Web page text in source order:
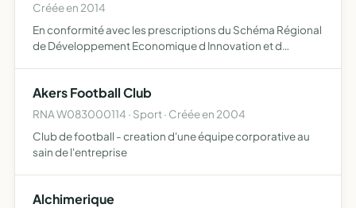
Créée en 2014
En conformité avec les prescriptions du Schéma Régional
de Développement Economique d Innovation et d
Cham…
Akers Football Club
RNA W083000114 · Sport · Créée en 2004
Club de football - creation d'une équipe corporative au
sain de l'entreprise
Alchimerique